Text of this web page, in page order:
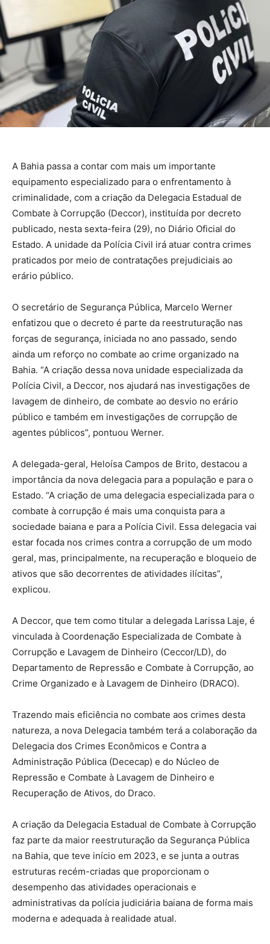
A Bahia passa a contar com mais um importante
equipamento especializado para o enfrentamento à
criminalidade, com a criação da Delegacia Estadual de
Combate à Corrupção (Deccor), instituída por decreto
publicado, nesta sexta-feira (29), no Diário Oficial do
Estado. A unidade da Polícia Civil irá atuar contra crimes
praticados por meio de contratações prejudiciais ao
erário público.
O secretário de Segurança Pública, Marcelo Werner
enfatizou que o decreto é parte da reestruturação nas
forças de segurança, iniciada no ano passado, sendo
ainda um reforço no combate ao crime organizado na
Bahia. “A criação dessa nova unidade especializada da
Polícia Civil, a Deccor, nos ajudará nas investigações de
lavagem de dinheiro, de combate ao desvio no erário
público e também em investigações de corrupção de
agentes públicos”, pontuou Werner.
A delegada-geral, Heloísa Campos de Brito, destacou a
importância da nova delegacia para a população e para o
Estado. “A criação de uma delegacia especializada para o
combate à corrupção é mais uma conquista para a
sociedade baiana e para a Polícia Civil. Essa delegacia vai
estar focada nos crimes contra a corrupção de um modo
geral, mas, principalmente, na recuperação e bloqueio de
ativos que são decorrentes de atividades ilícitas”,
explicou.
A Deccor, que tem como titular a delegada Larissa Laje, é
vinculada à Coordenação Especializada de Combate à
Corrupção e Lavagem de Dinheiro (Ceccor/LD), do
Departamento de Repressão e Combate à Corrupção, ao
Crime Organizado e à Lavagem de Dinheiro (DRACO).
Trazendo mais eficiência no combate aos crimes desta
natureza, a nova Delegacia também terá a colaboração da
Delegacia dos Crimes Econômicos e Contra a
Administração Pública (Dececap) e do Núcleo de
Repressão e Combate à Lavagem de Dinheiro e
Recuperação de Ativos, do Draco.
A criação da Delegacia Estadual de Combate à Corrupção
faz parte da maior reestruturação da Segurança Pública
na Bahia, que teve início em 2023, e se junta a outras
estruturas recém-criadas que proporcionam o
desempenho das atividades operacionais e
administrativas da polícia judiciária baiana de forma mais
moderna e adequada à realidade atual.